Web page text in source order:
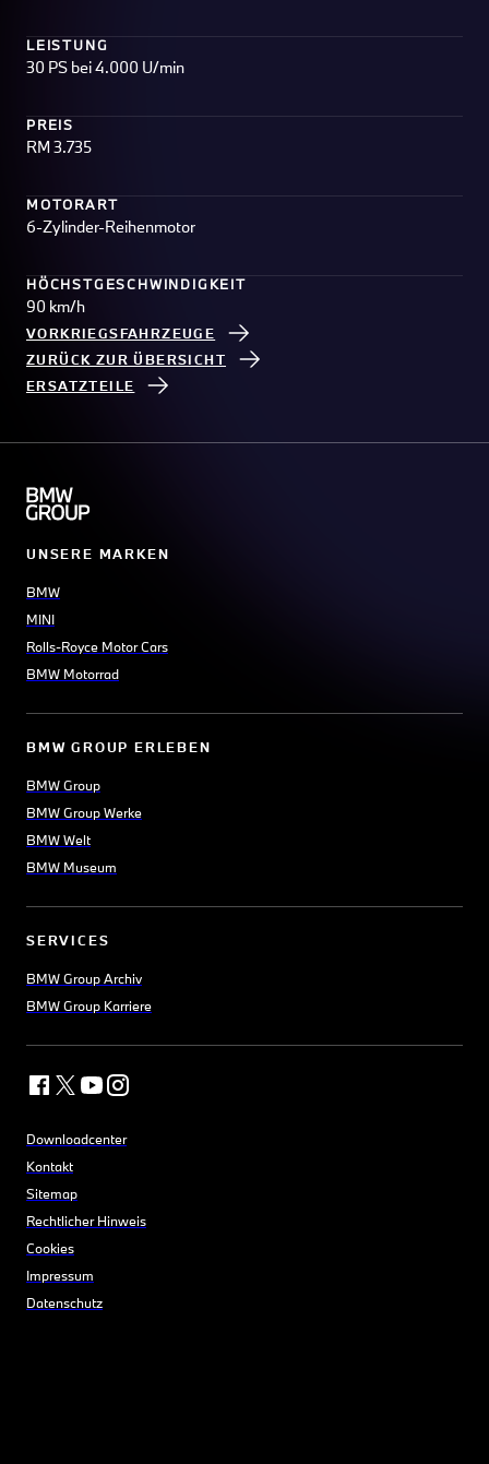
LEISTUNG
30 PS bei 4.000 U/min
PREIS
RM 3.735
MOTORART
6-Zylinder-Reihenmotor
HÖCHSTGESCHWINDIGKEIT
90 km/h
VORKRIEGSFAHRZEUGE
ZURÜCK ZUR ÜBERSICHT
ERSATZTEILE
UNSERE MARKEN
BMW
MINI
Rolls-Royce Motor Cars
BMW Motorrad
BMW GROUP ERLEBEN
BMW Group
BMW Group Werke
BMW Welt
BMW Museum
SERVICES
BMW Group Archiv
BMW Group Karriere
Downloadcenter
Kontakt
Sitemap
Rechtlicher Hinweis
Cookies
Impressum
Datenschutz